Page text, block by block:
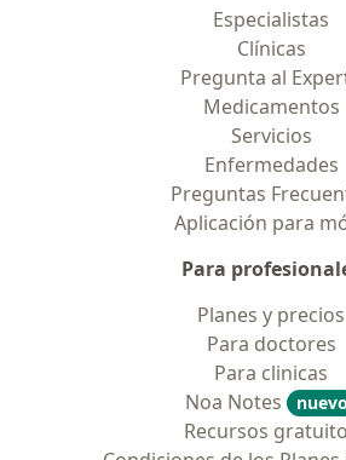
Especialistas
Clínicas
Pregunta al
Medicamentos
Servicios
Enfermedades
Preguntas
Aplicación para
Para
Planes y precios
Para doctores
Para clinicas
Noa Notes
nuevo
Recursos